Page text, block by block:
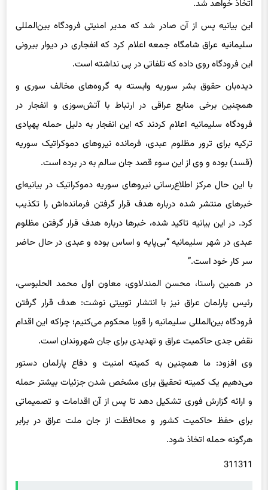
این بیانیه پس از آن صادر شد که مدیر امنیتی فرودگاه بین‌المللی
سلیمانیه عراق شامگاه جمعه اعلام کرد که انفجاری در دیوار بیرونی
این فرودگاه روی داده که تلفاتی در پی نداشته است.
دیده‌بان حقوق بشر سوریه وابسته به گروه‌های مخالف سوری و
همچنین برخی منابع عراقی در ارتباط با آتش‌سوزی و انفجار در
فرودگاه سلیمانیه اعلام کردند که این انفجار به دلیل حمله پهپادی
ترکیه برای ترور مظلوم عبدی، فرمانده نیروهای دموکراتیک سوریه
(قسد) بوده و وی از این سوء قصد جان سالم به در برده است.
با این حال مرکز اطلاع‌رسانی نیروهای سوریه دموکراتیک در بیانیه‌ای
خبرهای منتشر شده درباره هدف قرار گرفتن فرمانده‌اش را تکذیب
کرد. در این بیانیه تاکید شده، خبرها درباره هدف قرار گرفتن مظلوم
عبدی در شهر سلیمانیه “بی‌پایه و اساس بوده و عبدی در حال حاضر
سر کار خود است.”
در همین راستا، محسن المندلاوی، معاون اول محمد الحلبوسی،
رئیس پارلمان عراق نیز با انتشار توییتی نوشت: هدف قرار گرفتن
فرودگاه بین‌المللی سلیمانیه را قویا محکوم می‌کنیم؛ چراکه این اقدام
نقض جدی حاکمیت عراق و تهدیدی برای جان شهروندان است.
وی افزود: ما همچنین به کمیته امنیت و دفاع پارلمان دستور
می‌دهیم یک کمیته تحقیق برای مشخص شدن جزئیات بیشتر حمله
و ارائه گزارش فوری تشکیل دهد تا پس از آن اقدامات و تصمیماتی
برای حفظ حاکمیت کشور و محافظت از جان ملت عراق در برابر
هرگونه حمله اتخاذ شود.
311311